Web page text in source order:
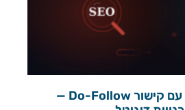
פרסום כתבת SEO עם קישור Do-Follow —